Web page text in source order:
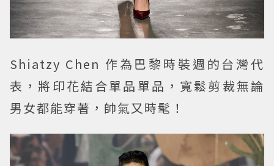
Shiatzy Chen 作為巴黎時裝週的台灣代
表，將印花結合單品單品，寬鬆剪裁無論
男女都能穿著，帥氣又時髦！